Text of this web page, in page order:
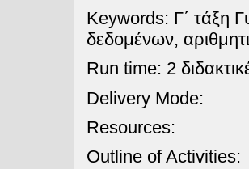
Keywords: Γ΄ τάξη
δεδομένων,
Run time: 2
Delivery Mode:
Resources:
Outline of Activities: